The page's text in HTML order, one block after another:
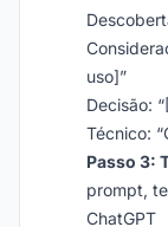
uso]”
Decisão:
Técnico:
Passo 3:
prompt,
ChatGPT